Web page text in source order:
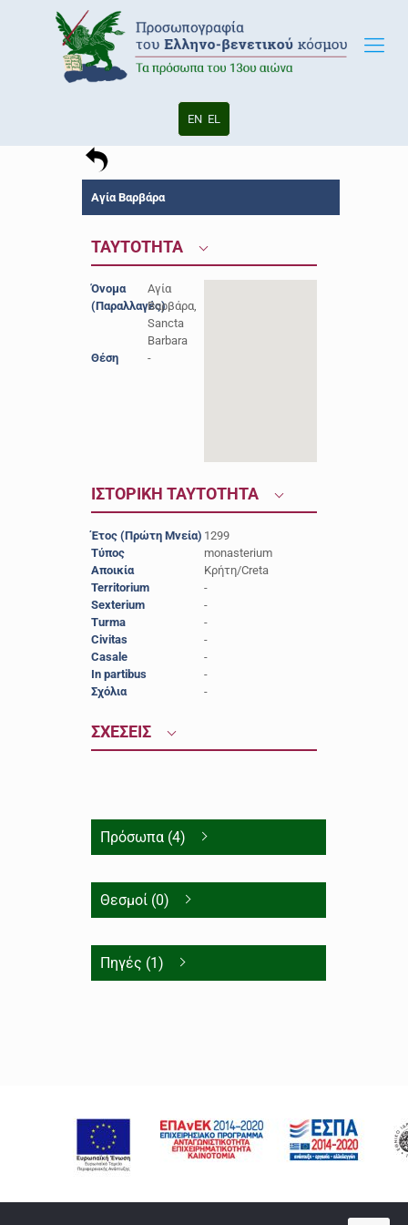
EN EL
Αγία Βαρβάρα
ΤΑΥΤΟΤΗΤΑ
Όνομα
(Παραλλαγές)
Αγία
Βαρβάρα,
Sancta
Barbara
Θέση
-
ΙΣΤΟΡΙΚΗ ΤΑΥΤΟΤΗΤΑ
Έτος (Πρώτη Μνεία) 1299
Τύπος
monasterium
Αποικία
Κρήτη/Creta
Territorium
-
Sexterium
-
Turma
-
Civitas
-
Casale
-
In partibus
-
Σχόλια
-
ΣΧΕΣΕΙΣ
Πρόσωπα (4)
Θεσμοί (0)
Πηγές (1)